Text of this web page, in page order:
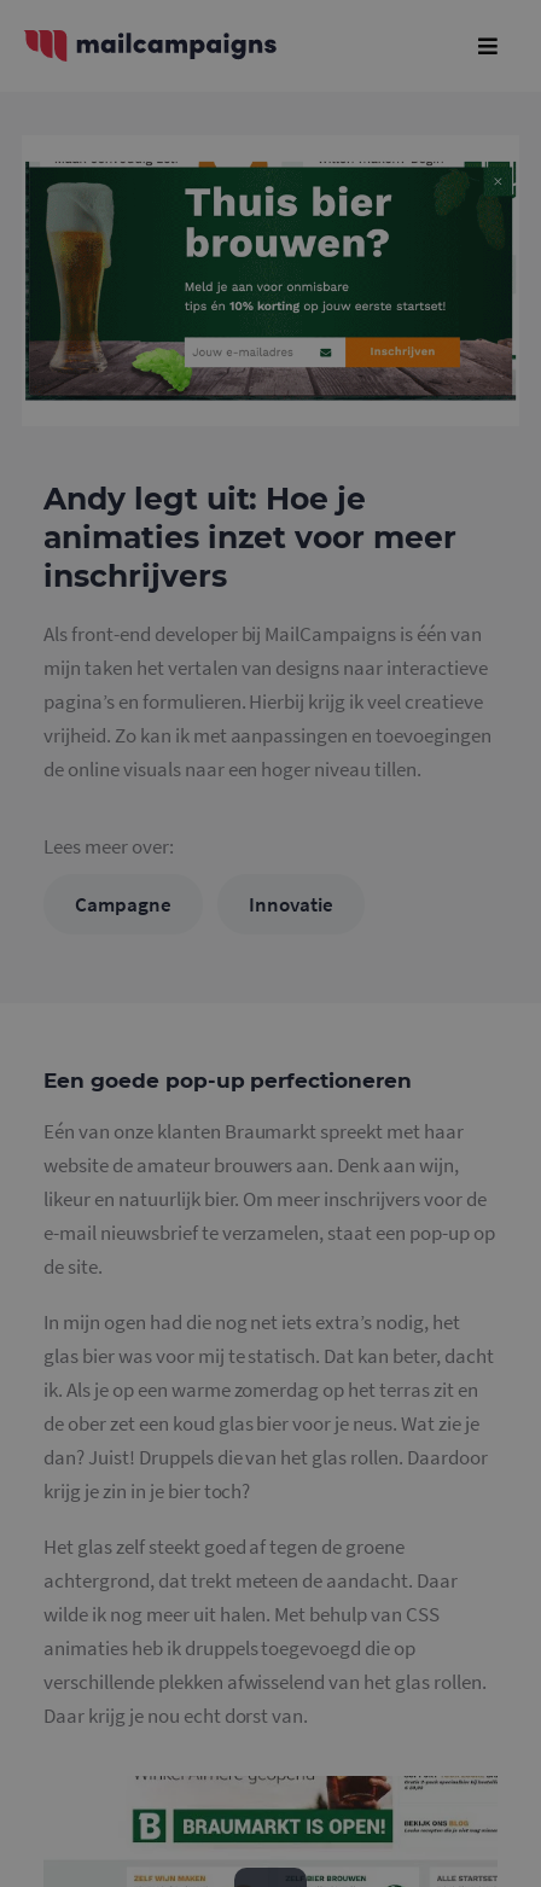
Andy legt uit: Hoe je
animaties inzet voor meer
inschrijvers
Als front-end developer bij MailCampaigns is één van
mijn taken het vertalen van designs naar interactieve
pagina’s en formulieren. Hierbij krijg ik veel creatieve
vrijheid. Zo kan ik met aanpassingen en toevoegingen
de online visuals naar een hoger niveau tillen.
Lees meer over:
Campagne Innovatie
Een goede pop-up perfectioneren
Eén van onze klanten Braumarkt spreekt met haar
website de amateur brouwers aan. Denk aan wijn,
likeur en natuurlijk bier. Om meer inschrijvers voor de
e-mail nieuwsbrief te verzamelen, staat een pop-up op
de site.
In mijn ogen had die nog net iets extra’s nodig, het
glas bier was voor mij te statisch. Dat kan beter, dacht
ik. Als je op een warme zomerdag op het terras zit en
de ober zet een koud glas bier voor je neus. Wat zie je
dan? Juist! Druppels die van het glas rollen. Daardoor
krijg je zin in je bier toch?
Het glas zelf steekt goed af tegen de groene
achtergrond, dat trekt meteen de aandacht. Daar
wilde ik nog meer uit halen. Met behulp van CSS
animaties heb ik druppels toegevoegd die op
verschillende plekken afwisselend van het glas rollen.
Daar krijg je nou echt dorst van.